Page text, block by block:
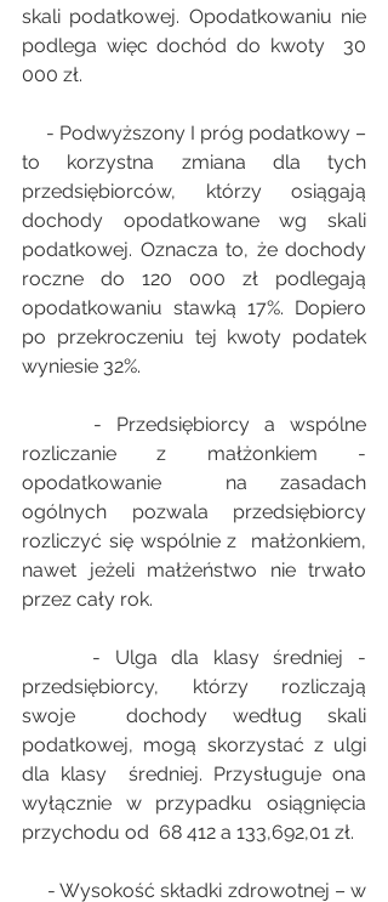
skali podatkowej. Opodatkowaniu nie
podlega więc dochód do kwoty  30
000 zł.
to korzystna zmiana dla tych
przedsiębiorców, którzy osiągają
dochody opodatkowane wg skali
podatkowej. Oznacza to, że dochody
roczne do 120 000 zł podlegają
opodatkowaniu stawką 17%. Dopiero
po przekroczeniu tej kwoty podatek
wyniesie 32%.
rozliczanie z małżonkiem -
opodatkowanie  na zasadach
ogólnych pozwala przedsiębiorcy
rozliczyć się wspólnie z  małżonkiem,
nawet jeżeli małżeństwo nie trwało
przez cały rok.
przedsiębiorcy, którzy rozliczają
swoje  dochody według skali
podatkowej, mogą skorzystać z ulgi
dla klasy  średniej. Przysługuje ona
wyłącznie w przypadku osiągnięcia
przychodu od  68 412 a 133,692,01 zł.